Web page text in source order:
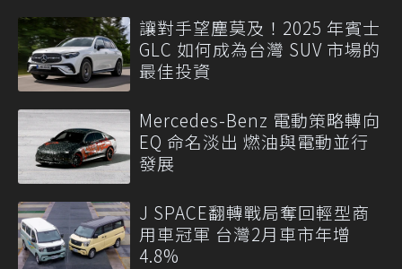
讓對手望塵莫及！2025 年賓士
GLC 如何成為台灣 SUV 市場的
最佳投資
Mercedes-Benz 電動策略轉向
EQ 命名淡出 燃油與電動並行
發展
J SPACE翻轉戰局奪回輕型商
用車冠軍 台灣2月車市年增
4.8%